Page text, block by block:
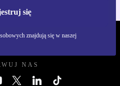
się
znajdują się w naszej
- RETHINK NEW.
NAS